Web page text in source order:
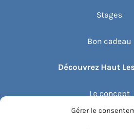
Gérer le
Stages
Bon cadeau
Découvrez Haut
Le concept